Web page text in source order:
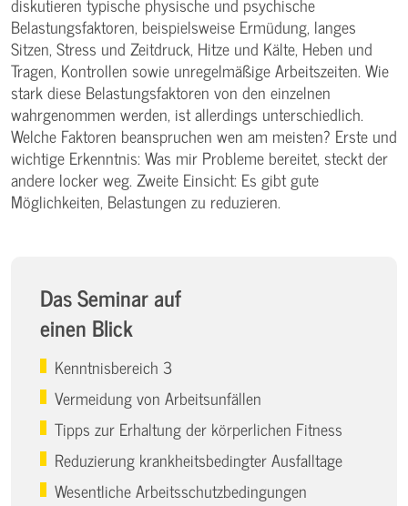
Belastungsfaktoren, beispielsweise Ermüdung, langes
Sitzen, Stress und Zeitdruck, Hitze und Kälte, Heben und
Tragen, Kontrollen sowie unregelmäßige Arbeitszeiten. Wie
stark diese Belastungsfaktoren von den einzelnen
wahrgenommen werden, ist allerdings unterschiedlich.
Welche Faktoren beanspruchen wen am meisten? Erste und
wichtige Erkenntnis: Was mir Probleme bereitet, steckt der
andere locker weg. Zweite Einsicht: Es gibt gute
Möglichkeiten, Belastungen zu reduzieren.
Das Seminar auf
einen Blick
Kenntnisbereich 3
Vermeidung von Arbeitsunfällen
Tipps zur Erhaltung der körperlichen Fitness
Reduzierung krankheitsbedingter Ausfalltage
Wesentliche Arbeitsschutzbedingungen